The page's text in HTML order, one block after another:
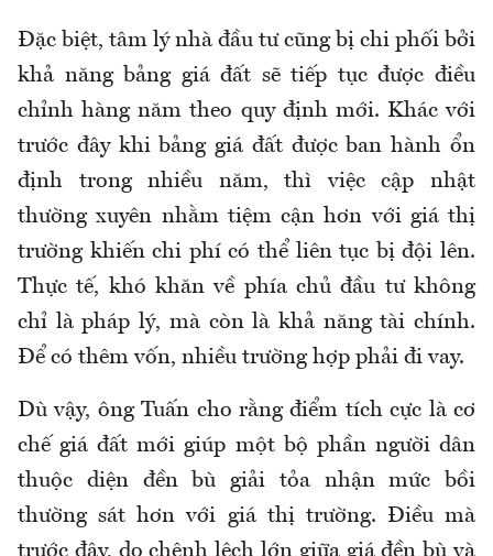
Đặc biệt, tâm lý nhà đầu tư cũng bị chi phối bởi
khả năng bảng giá đất sẽ tiếp tục được điều
chỉnh hàng năm theo quy định mới. Khác với
trước đây khi bảng giá đất được ban hành ổn
định trong nhiều năm, thì việc cập nhật
thường xuyên nhằm tiệm cận hơn với giá thị
trường khiến chi phí có thể liên tục bị đội lên.
Thực tế, khó khăn về phía chủ đầu tư không
chỉ là pháp lý, mà còn là khả năng tài chính.
Để có thêm vốn, nhiều trường hợp phải đi vay.
Dù vậy, ông Tuấn cho rằng điểm tích cực là cơ
chế giá đất mới giúp một bộ phần người dân
thuộc diện đền bù giải tỏa nhận mức bồi
thường sát hơn với giá thị trường. Điều mà
trước đây, do chênh lệch lớn giữa giá đền bù và